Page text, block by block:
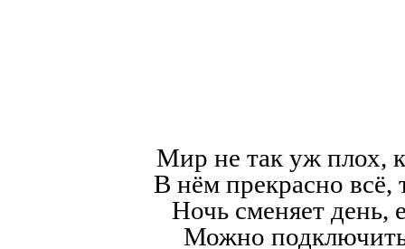
Мир не так уж плох,
В нём прекрасно всё,
Ночь сменяет день,
Можно